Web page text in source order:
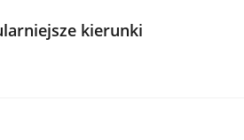
kierunki